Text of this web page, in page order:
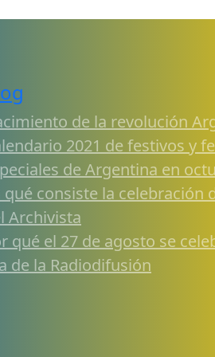
de la revolución
2021 de festivos y
de Argentina en
qué consiste la celebración
Archivista
qué el 27 de agosto se
de la Radiodifusión